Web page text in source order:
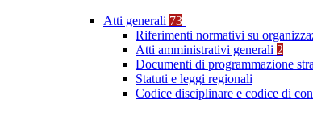
Atti generali 73
Riferimenti normativi su
Atti amministrativi generali 2
Documenti di programmazione
Statuti e leggi regionali
Codice disciplinare e codice di